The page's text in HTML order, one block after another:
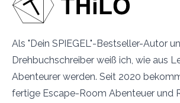
Als "Dein SPIEGEL"-Bestseller-Autor
Drehbuchschreiber weiß ich, wie aus
Abenteurer werden. Seit 2020
fertige Escape-Room Abenteuer und